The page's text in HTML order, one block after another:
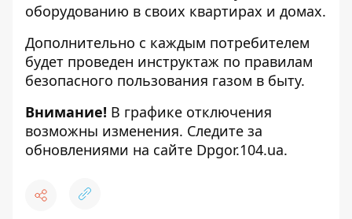
оборудованию в своих квартирах и домах.
Дополнительно с каждым потребителем
будет проведен инструктаж по правилам
безопасного пользования газом в быту.
Внимание! В графике отключения
возможны изменения. Следите за
обновлениями на сайте Dpgor.104.ua.